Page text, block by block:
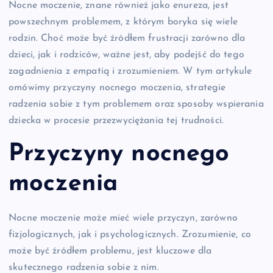
Nocne moczenie, znane również jako enureza, jest
powszechnym problemem, z którym boryka się wiele
rodzin. Choć może być źródłem frustracji zarówno dla
dzieci, jak i rodziców, ważne jest, aby podejść do tego
zagadnienia z empatią i zrozumieniem. W tym artykule
omówimy przyczyny nocnego moczenia, strategie
radzenia sobie z tym problemem oraz sposoby wspierania
dziecka w procesie przezwyciężania tej trudności.
Przyczyny nocnego
moczenia
Nocne moczenie może mieć wiele przyczyn, zarówno
fizjologicznych, jak i psychologicznych. Zrozumienie, co
może być źródłem problemu, jest kluczowe dla
skutecznego radzenia sobie z nim.